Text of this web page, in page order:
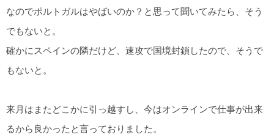
なのでポルトガルはやばいのか？と思って聞いてみたら、そう
でもないと。
確かにスペインの隣だけど、速攻で国境封鎖したので、そうで
もないと。
来月はまたどこかに引っ越すし、今はオンラインで仕事が出来
るから良かったと言っておりました。